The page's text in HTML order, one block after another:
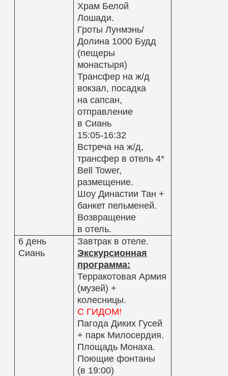
Храм Белой
Лошади.
Гроты Лунмэнь/
Долина 1000 Будд
(пещеры
монастыря)
Трансфер на ж/д
вокзал, посадка
на сапсан,
отправление
в Сиань
15:05-16:32
Встреча на ж/д,
трансфер в отель 4*
Bell Tower,
размещение.
Шоу Династии Тан +
банкет пельменей.
Возвращение
в отель.
6 день
Сиань
Завтрак в отеле.
Экскурсионная
программа:
Терракотовая Армия
(музей) +
колесницы.
С ГИДОМ!
Пагода Диких Гусей
+ парк Милосердия.
Площадь Монаха.
Поющие фонтаны
(в 19:00)